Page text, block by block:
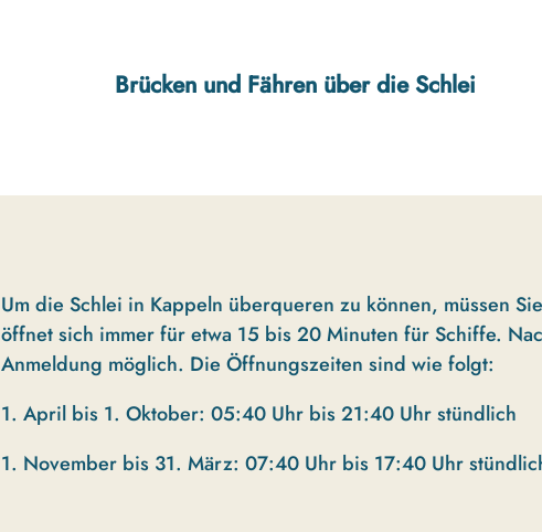
Brücken und Fähren über die Schlei
Um die Schlei in Kappeln überqueren zu können, müssen
öffnet sich immer für etwa 15 bis 20 Minuten für Schiffe.
Anmeldung möglich. Die Öffnungszeiten sind wie folgt:
1. April bis 1. Oktober: 05:40 Uhr bis 21:40 Uhr stündlich
1. November bis 31. März: 07:40 Uhr bis 17:40 Uhr